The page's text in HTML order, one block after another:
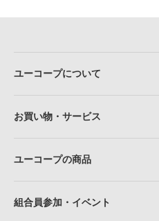
ユーコープについて
お買い物・サービス
ユーコープの商品
組合員参加・イベント